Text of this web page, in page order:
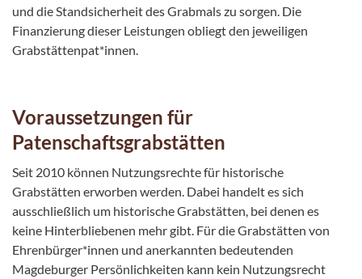
und die Standsicherheit des Grabmals zu sorgen. Die
Finanzierung dieser Leistungen obliegt den jeweiligen
Grabstättenpat*innen.
Voraussetzungen für
Patenschaftsgrabstätten
Seit 2010 können Nutzungsrechte für historische
Grabstätten erworben werden. Dabei handelt es sich
ausschließlich um historische Grabstätten, bei denen es
keine Hinterbliebenen mehr gibt. Für die Grabstätten von
Ehrenbürger*innen und anerkannten bedeutenden
Magdeburger Persönlichkeiten kann kein Nutzungsrecht